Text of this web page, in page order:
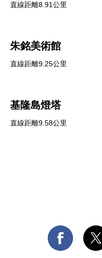
直線距離8.91公里
朱銘美術館
直線距離9.25公里
基隆島燈塔
直線距離9.58公里